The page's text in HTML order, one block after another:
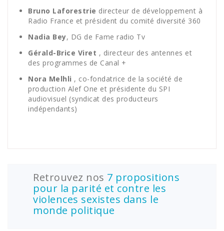
Bruno Laforestrie directeur de développement à
Radio France et président du comité diversité 360
Nadia Bey, DG de Fame radio Tv
Gérald-Brice Viret , directeur des antennes et
des programmes de Canal +
Nora Melhli , co-fondatrice de la société de
production Alef One et présidente du SPI
audiovisuel (syndicat des producteurs
indépendants)
Retrouvez nos 7 propositions
pour la parité et contre les
violences sexistes dans le
monde politique